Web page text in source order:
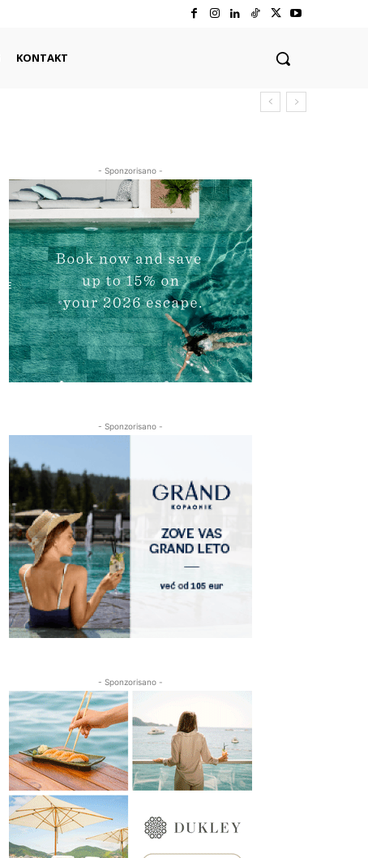
KONTAKT
- Sponzorisano -
- Sponzorisano -
- Sponzorisano -